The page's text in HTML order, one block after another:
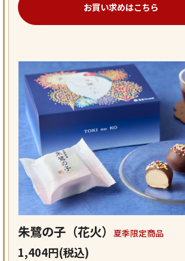
お買い求めはこちら
朱鷺の子（花火） 夏季限定商品
1,404円(税込)